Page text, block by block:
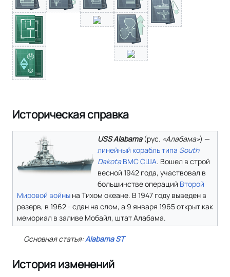
Историческая справка
USS Alabama(рус. «Алабама») —
линейный корабльтипа South
Dakota ВМС США. Вошел в строй
весной 1942 года, участвовал в
большинстве операций Второй
Мировой войны на Тихом океане. В 1947 году выведен в
резерв, в 1962 - сдан на слом, а 9 января 1965 открыт как
мемориал в заливе Мобайл, штат Алабама.
Основная статья:Alabama ST
История изменений